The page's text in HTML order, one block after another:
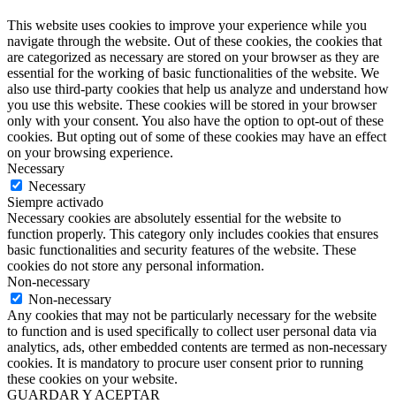
This website uses cookies to improve your experience while you
navigate through the website. Out of these cookies, the cookies that
are categorized as necessary are stored on your browser as they are
essential for the working of basic functionalities of the website. We
also use third-party cookies that help us analyze and understand how
you use this website. These cookies will be stored in your browser
only with your consent. You also have the option to opt-out of these
cookies. But opting out of some of these cookies may have an effect
on your browsing experience.
Necessary
Necessary
Siempre activado
Necessary cookies are absolutely essential for the website to
function properly. This category only includes cookies that ensures
basic functionalities and security features of the website. These
cookies do not store any personal information.
Non-necessary
Non-necessary
Any cookies that may not be particularly necessary for the website
to function and is used specifically to collect user personal data via
analytics, ads, other embedded contents are termed as non-necessary
cookies. It is mandatory to procure user consent prior to running
these cookies on your website.
GUARDAR Y ACEPTAR